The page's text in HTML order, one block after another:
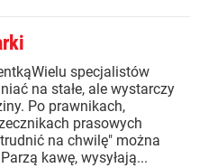
specjalistów
na stałe, ale wystarczy
Po prawnikach,
prasowych
na chwilę" można
kawę, wysyłają...